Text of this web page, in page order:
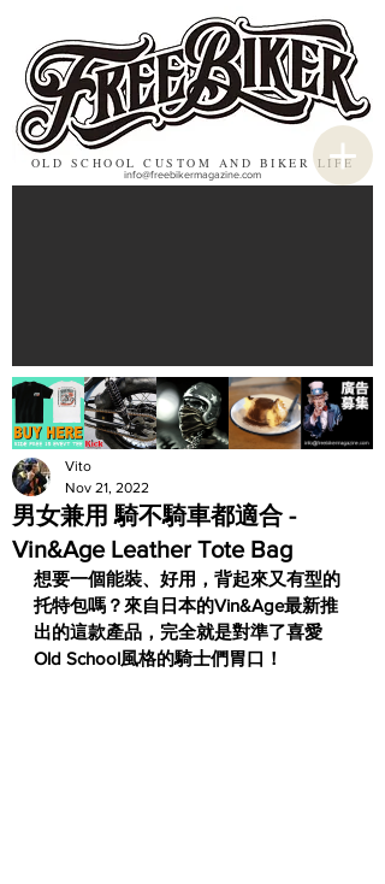
OLD SCHOOL CUSTOM AND BIKER LIFE
info@freebikermagazine.com
男女兼用 騎不騎車都適合 -
Vin&Age Leather Tote Bag
Vito
Nov 21, 2022
想要一個能裝、好用，背起來又有型的
托特包嗎？來自日本的Vin&Age最新推
出的這款產品，完全就是對準了喜愛
Old School風格的騎士們胃口！